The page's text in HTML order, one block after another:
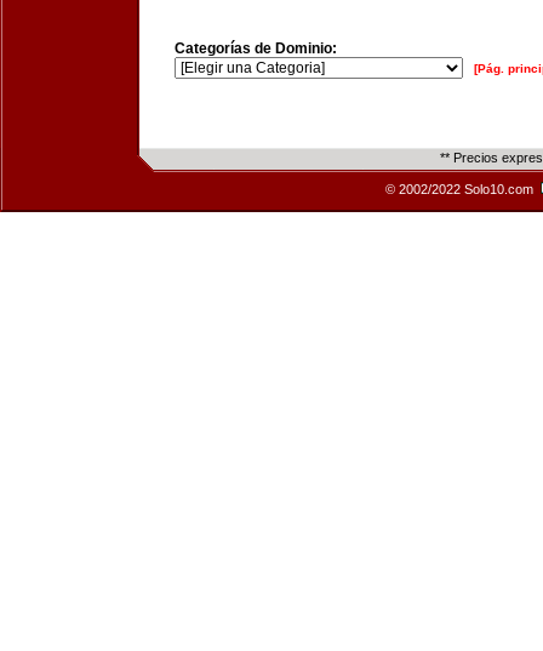
Categorías de Dominio:
[Pág.
** Precios
© 2002/2022 Solo10.com